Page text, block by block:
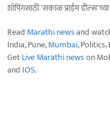
शॉपिंगसाठी 'सकाळ प्राईम
Read Marathi newsand
India, Pune,Mumbai,
GetLive Marathi newson
and IOS.